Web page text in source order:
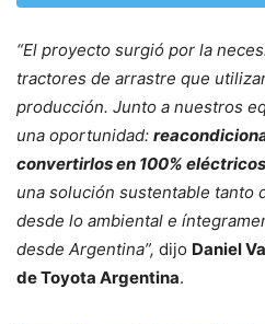
“El proyecto surgió por la
tractores de arrastre que
producción. Junto a nuestros
una oportunidad:
convertirlos en 100% eléctricos
una solución sustentable tanto
desde lo ambiental e
desde Argentina”, dijo Daniel
de Toyota Argentina.